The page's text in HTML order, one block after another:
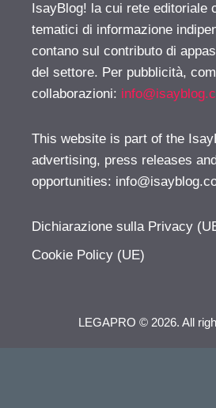
IsayBlog! la cui rete editoriale
tematici di informazione
contano sul contributo di
del settore. Per pubblicità,
collaborazioni:
This website is part of the
advertising, press releases
opportunities:
Dichiarazione sulla Privacy
Cookie Policy (UE)
LEGAPRO © 2026. All